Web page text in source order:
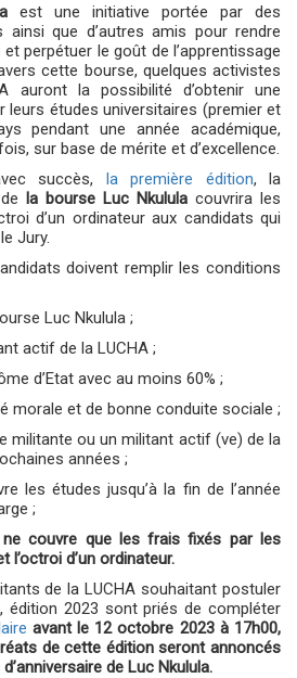
est une initiative portée par des
ainsi que d’autres amis pour rendre
et perpétuer le goût de l’apprentissage
cette bourse, quelques activistes
auront la possibilité d’obtenir une
leurs études universitaires (premier et
pendant une année académique,
sur base de mérite et d’excellence.
succès, la première édition, la
la bourse Luc Nkulula couvrira les
d’un ordinateur aux candidats qui
Jury.
doivent remplir les conditions
Luc Nkulula ;
actif de la LUCHA ;
d’Etat avec au moins 60% ;
morale et de bonne conduite sociale ;
militante ou un militant actif (ve) de la
années ;
les études jusqu’à la fin de l’année
;
couvre que les frais fixés par les
d’un ordinateur.
de la LUCHA souhaitant postuler
édition 2023 sont priés de compléter
avant le 12 octobre 2023 à 17h00,
de cette édition seront annoncés
de Luc Nkulula.